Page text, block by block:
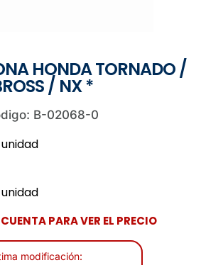
HONDA TORNADO /
/ NX *
B-02068-0
unidad
unidad
PARA VER EL PRECIO
modificación: